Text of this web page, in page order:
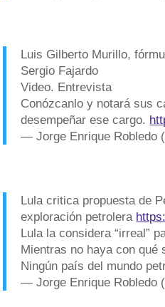
Luis Gilberto Murillo,
Sergio Fajardo
Video. Entrevista
Conózcanlo y notará sus
desempeñar ese cargo.
— Jorge Enrique Robledo
Lula critica propuesta de
exploración petrolera
Lula la considera “irreal”
Mientras no haya con qué
Ningún país del mundo
— Jorge Enrique Robledo